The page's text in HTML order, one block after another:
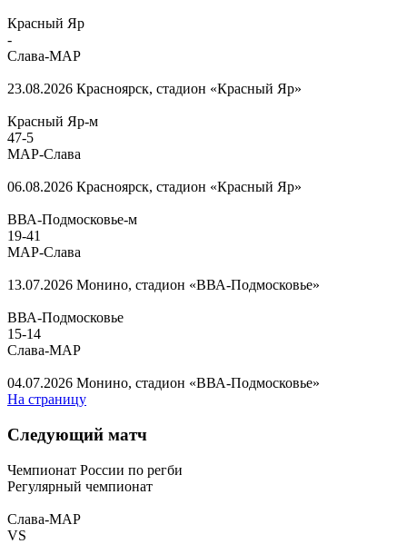
Красный Яр
-
Слава-МАР
23.08.2026 Красноярск, стадион «Красный Яр»
Красный Яр-м
47-5
МАР-Слава
06.08.2026 Красноярск, стадион «Красный Яр»
ВВА-Подмосковье-м
19-41
МАР-Слава
13.07.2026 Монино, стадион «ВВА-Подмосковье»
ВВА-Подмосковье
15-14
Слава-МАР
04.07.2026 Монино, стадион «ВВА-Подмосковье»
На страницу
Следующий матч
Чемпионат России по регби
Регулярный чемпионат
Слава-МАР
VS